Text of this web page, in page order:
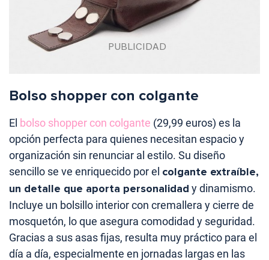
Bolso shopper con colgante
El bolso shopper con colgante (29,99 euros) es la
opción perfecta para quienes necesitan espacio y
organización sin renunciar al estilo. Su diseño
sencillo se ve enriquecido por el colgante extraíble,
un detalle que aporta personalidad y dinamismo.
Incluye un bolsillo interior con cremallera y cierre de
mosquetón, lo que asegura comodidad y seguridad.
Gracias a sus asas fijas, resulta muy práctico para el
día a día, especialmente en jornadas largas en las